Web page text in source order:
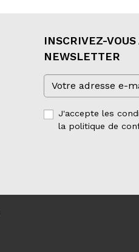
INSCRIVEZ-VOUS
NEWSLETTER
J'accepte les
la politique de